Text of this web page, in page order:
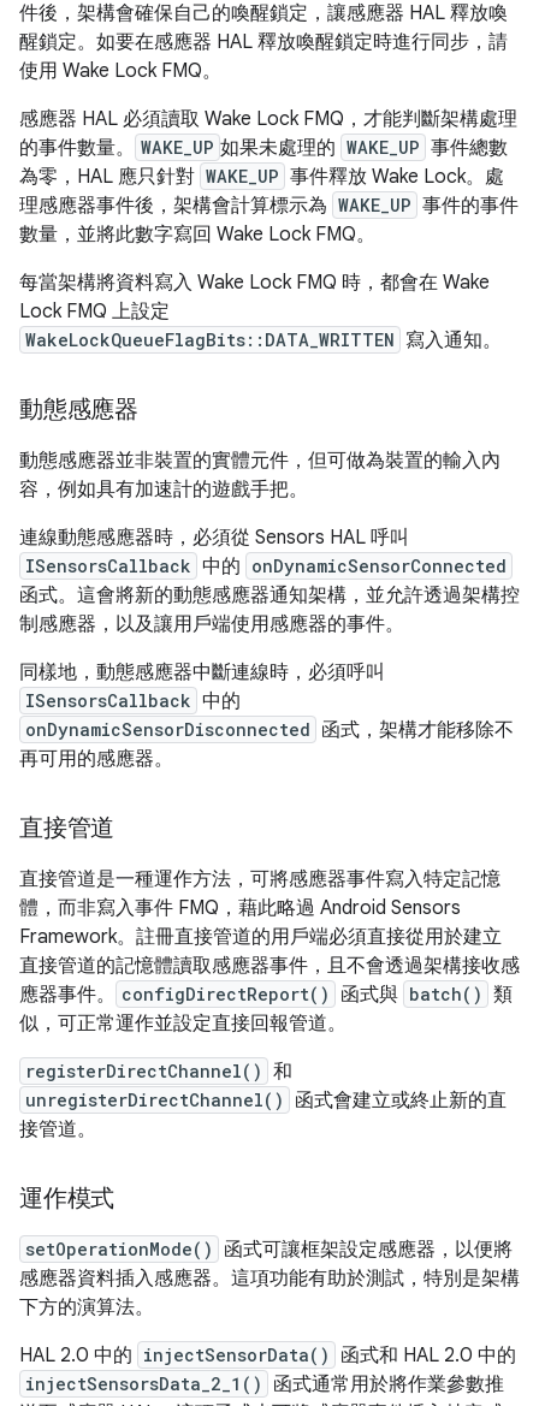
件後，架構會確保自己的喚醒鎖定，讓感應器 HAL 釋放喚
醒鎖定。如要在感應器 HAL 釋放喚醒鎖定時進行同步，請
使用 Wake Lock FMQ。
感應器 HAL 必須讀取 Wake Lock FMQ，才能判斷架構處理
的事件數量。
WAKE_UP 如果未處理的 WAKE_UP 事件總數
為零，HAL 應只針對 WAKE_UP 事件釋放 Wake Lock。處
理感應器事件後，架構會計算標示為 WAKE_UP 事件的事件
數量，並將此數字寫回 Wake Lock FMQ。
每當架構將資料寫入 Wake Lock FMQ 時，都會在 Wake
Lock FMQ 上設定
WakeLockQueueFlagBits::DATA_WRITTEN 寫入通知。
動態感應器
動態感應器並非裝置的實體元件，但可做為裝置的輸入內
容，例如具有加速計的遊戲手把。
連線動態感應器時，必須從 Sensors HAL 呼叫
ISensorsCallback 中的 onDynamicSensorConnected
函式。這會將新的動態感應器通知架構，並允許透過架構控
制感應器，以及讓用戶端使用感應器的事件。
同樣地，動態感應器中斷連線時，必須呼叫
ISensorsCallback 中的
onDynamicSensorDisconnected 函式，架構才能移除不
再可用的感應器。
直接管道
直接管道是一種運作方法，可將感應器事件寫入特定記憶
體，而非寫入事件 FMQ，藉此略過 Android Sensors
Framework。註冊直接管道的用戶端必須直接從用於建立
直接管道的記憶體讀取感應器事件，且不會透過架構接收感
應器事件。
configDirectReport() 函式與 batch() 類
似，可正常運作並設定直接回報管道。
registerDirectChannel() 和
unregisterDirectChannel()
函式會建立或終止新的直
接管道。
運作模式
setOperationMode()
函式可讓框架設定感應器，以便將
感應器資料插入感應器。這項功能有助於測試，特別是架構
下方的演算法。
HAL 2.0 中的 injectSensorData() 函式和 HAL 2.0 中的
injectSensorsData_2_1()
函式通常用於將作業參數推